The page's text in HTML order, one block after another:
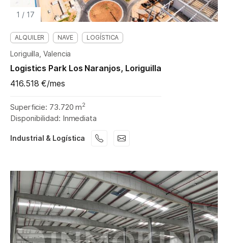
1 / 17
ALQUILER NAVE LOGÍSTICA
Loriguilla, Valencia
Logistics Park Los Naranjos, Loriguilla
416.518 €/mes
Superficie: 73.720 m2
Disponibilidad: Inmediata
Industrial & Logística